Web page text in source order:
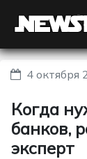
4 октября
Когда
банков,
эксперт